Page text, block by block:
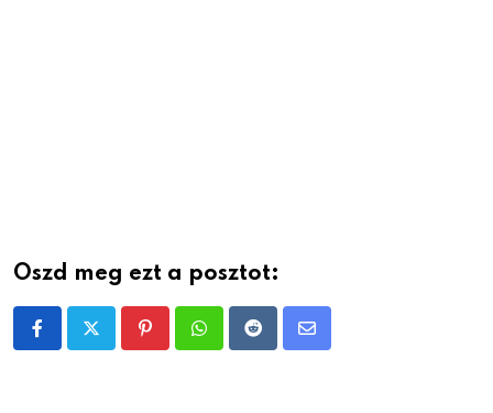
Oszd meg ezt a posztot:
PinterestWhatsappRedditShare